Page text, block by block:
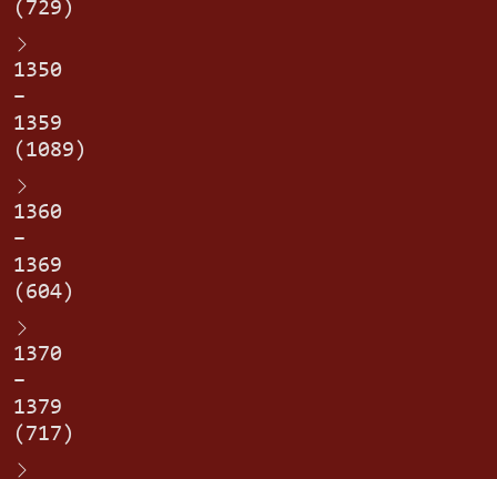
(729)
1350
–
1359
(1089)
1360
–
1369
(604)
1370
–
1379
(717)